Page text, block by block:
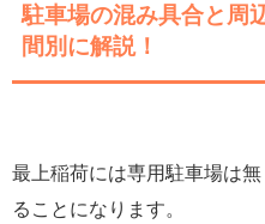
駐車場の混み具合と周
間別に解説！
最上稲荷には専用駐車場は
ることになります。